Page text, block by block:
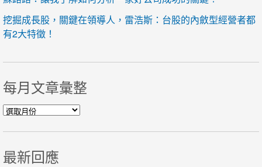
挖掘成長股，關鍵在領導人，雷浩斯：台股的內斂型經營者都
有2大特徵！
每月文章彙整
每月文章彙整
最新回應